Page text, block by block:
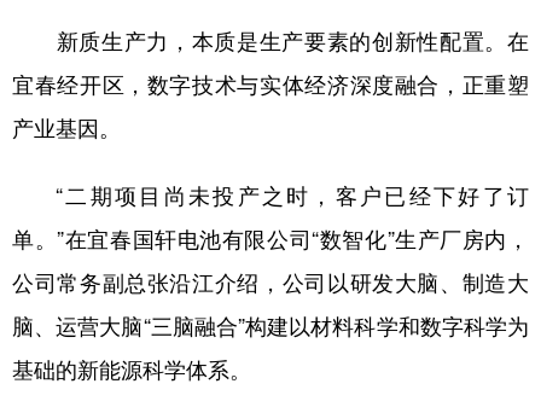
新质生产力，本质是生产要素的创新性配置。在
宜春经开区，数字技术与实体经济深度融合，正重塑
产业基因。
“二期项目尚未投产之时，客户已经下好了订
单。”在宜春国轩电池有限公司“数智化”生产厂房内，
公司常务副总张沿江介绍，公司以研发大脑、制造大
脑、运营大脑“三脑融合”构建以材料科学和数字科学为
基础的新能源科学体系。